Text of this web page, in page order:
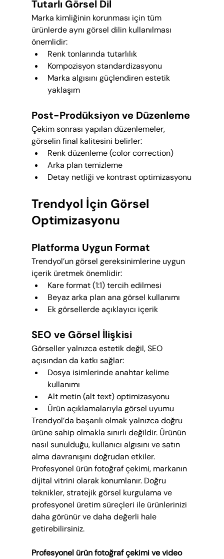
Tutarlı Görsel Dil
Marka kimliğinin korunması için tüm
ürünlerde aynı görsel dilin kullanılması
önemlidir:
Renk tonlarında tutarlılık
Kompozisyon standardizasyonu
Marka algısını güçlendiren estetik
yaklaşım
Post-Prodüksiyon ve Düzenleme
Çekim sonrası yapılan düzenlemeler,
görselin final kalitesini belirler:
Renk düzenleme (color correction)
Arka plan temizleme
Detay netliği ve kontrast optimizasyonu
Trendyol İçin Görsel
Optimizasyonu
Platforma Uygun Format
Trendyol’un görsel gereksinimlerine uygun
içerik üretmek önemlidir:
Kare format (1:1) tercih edilmesi
Beyaz arka plan ana görsel kullanımı
Ek görsellerde açıklayıcı içerik
SEO ve Görsel İlişkisi
Görseller yalnızca estetik değil, SEO
açısından da katkı sağlar:
Dosya isimlerinde anahtar kelime
kullanımı
Alt metin (alt text) optimizasyonu
Ürün açıklamalarıyla görsel uyumu
Trendyol’da başarılı olmak yalnızca doğru
ürüne sahip olmakla sınırlı değildir. Ürünün
nasıl sunulduğu, kullanıcı algısını ve satın
alma davranışını doğrudan etkiler.
Profesyonel ürün fotoğraf çekimi, markanın
dijital vitrini olarak konumlanır. Doğru
teknikler, stratejik görsel kurgulama ve
profesyonel üretim süreçleri ile ürünlerinizi
daha görünür ve daha değerli hale
getirebilirsiniz.
Profesyonel ürün fotoğraf çekimi ve video